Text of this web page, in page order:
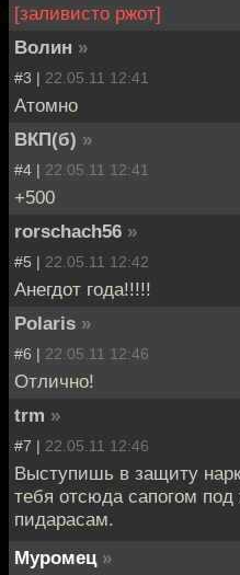
[заливисто ржот]
Волин »
#3 | 22.05.11 12:41
Атомно
ВКП(б) »
#4 | 22.05.11 12:41
+500
rorschach56 »
#5 | 22.05.11 12:42
Анегдот года!!!!!
Polaris »
#6 | 22.05.11 12:46
Отлично!
trm »
#7 | 22.05.11 12:46
Выступишь в защиту
тебя отсюда сапогом
пидарасам.
Муромец »